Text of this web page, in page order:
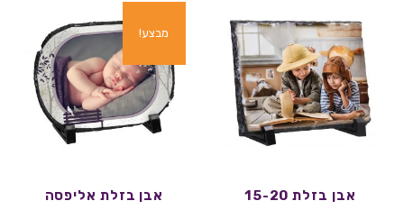
אבן בזלת 15-20
מבצע!
אבן בזלת אליפסה